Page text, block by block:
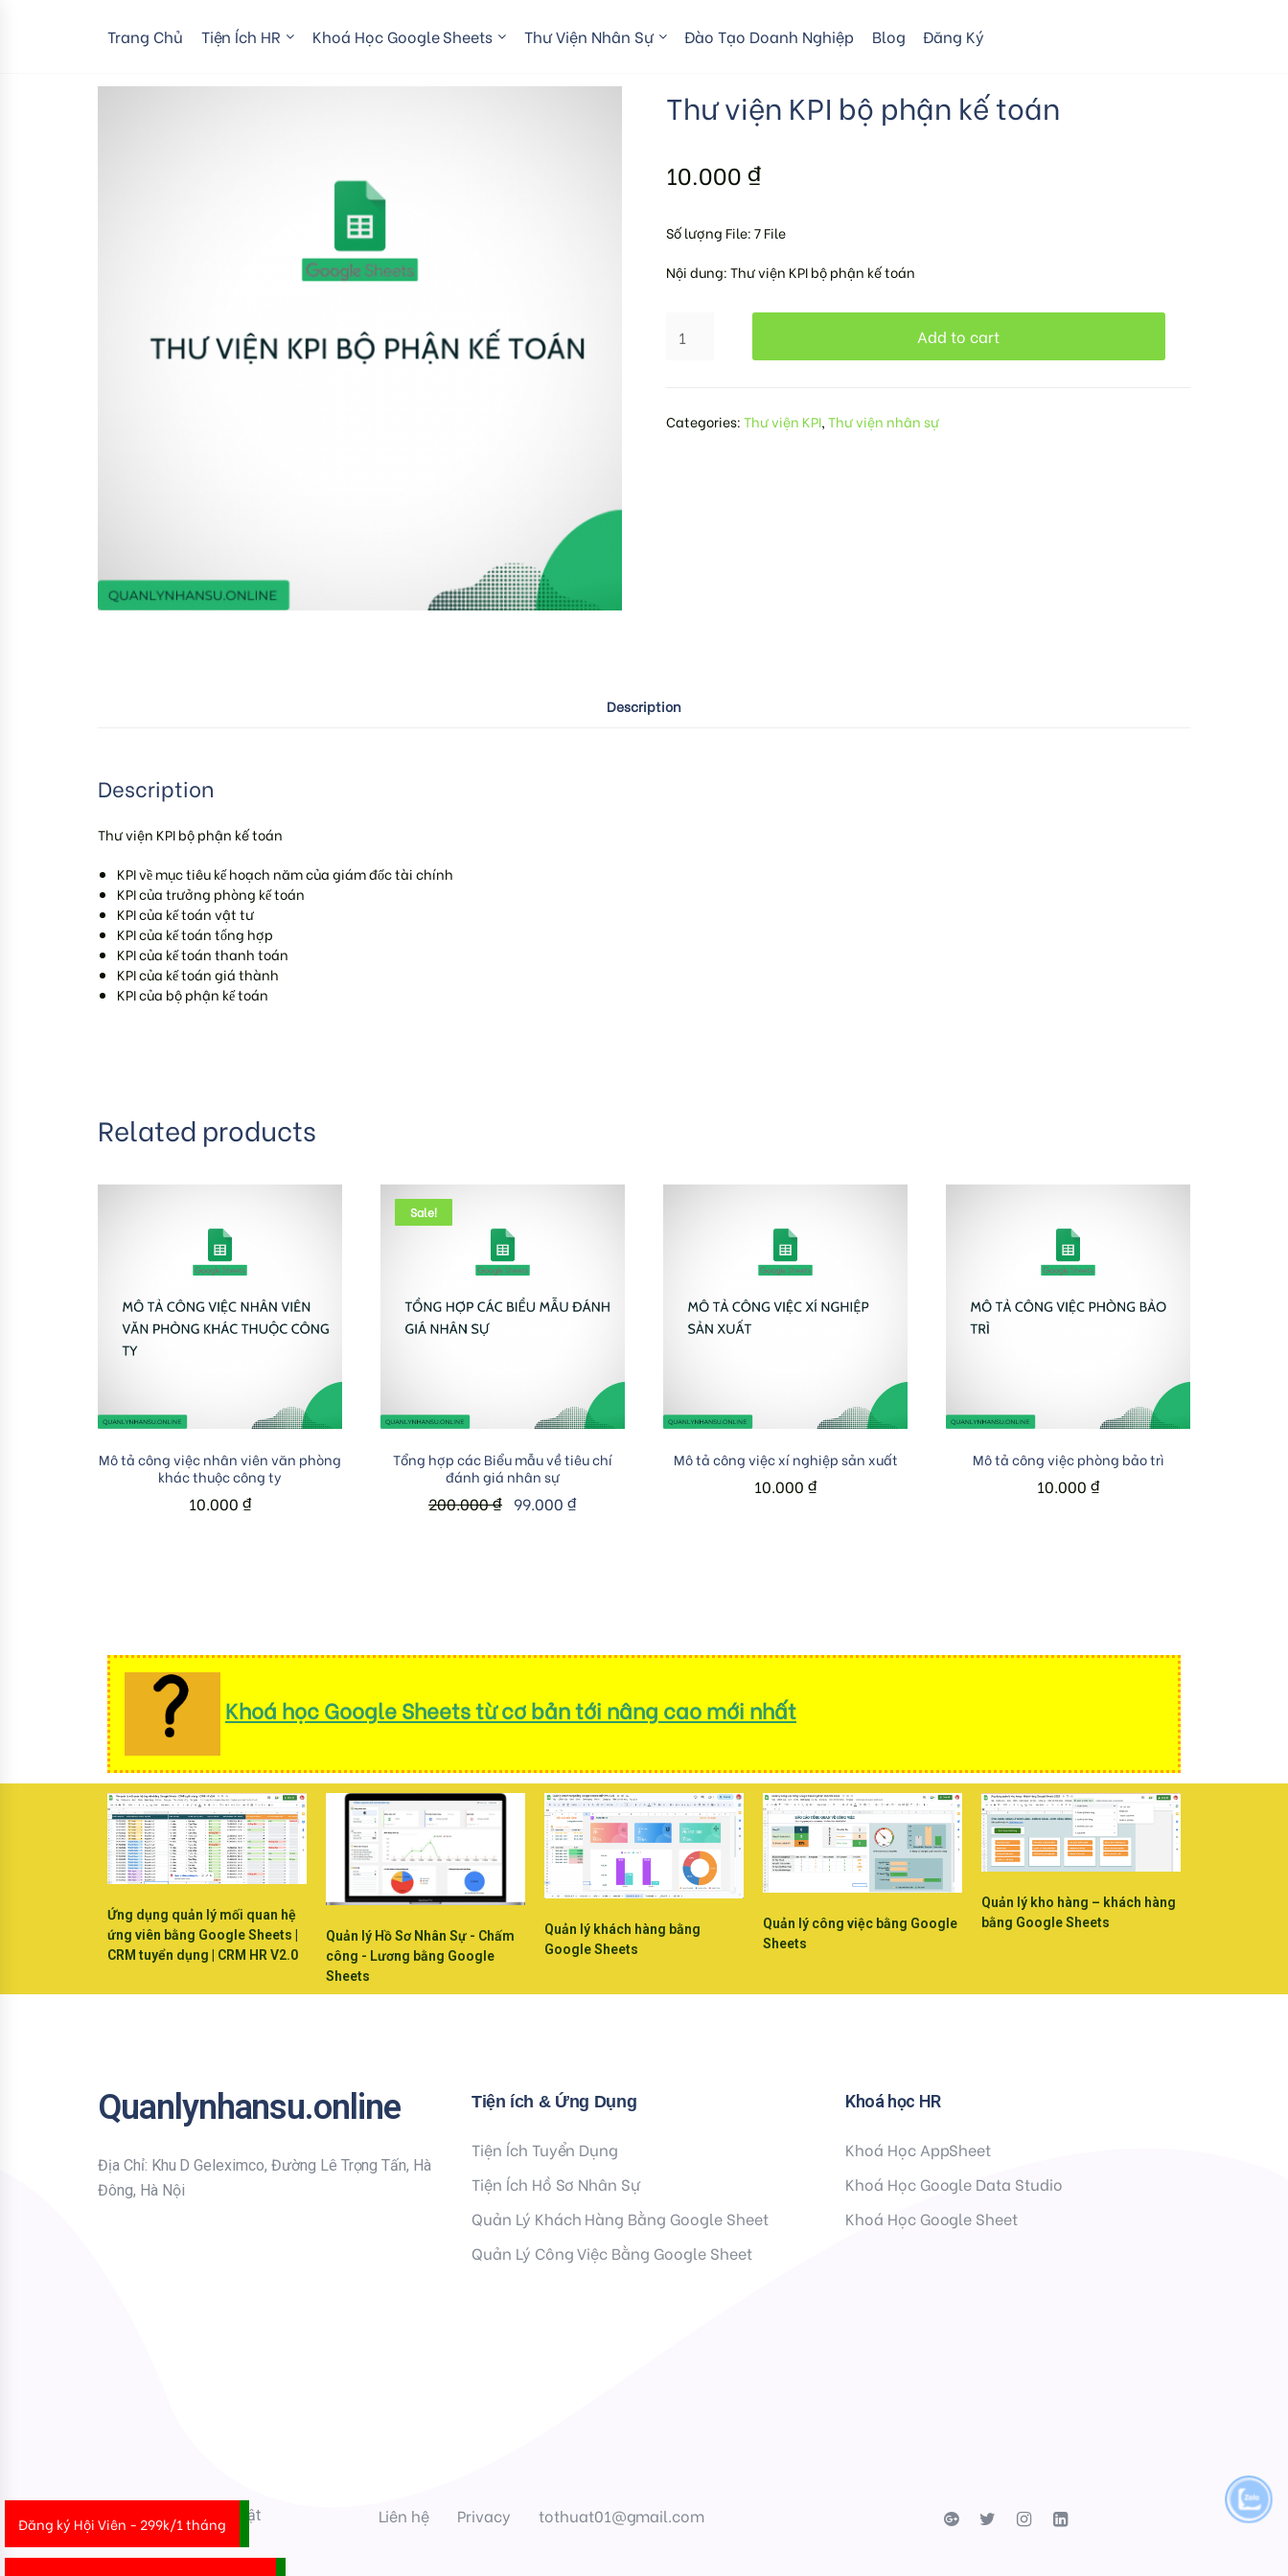
Trang Chủ Tiện Ích HR Khoá Học Google Sheets Thư Viện Nhân Sự Đào Tạo Doanh Nghiệp Blog Đăng Ký
Thư viện KPI bộ phận kế toán
10.000 ₫
Số lượng File: 7 File
Nội dung: Thư viện KPI bộ phận kế toán
Add to cart
Categories:Thư viện KPI,Thư viện nhân sự
Description
Description
Thư viện KPI bộ phận kế toán
KPI về mục tiêu kế hoạch năm của giám đốc tài chính
KPI của trưởng phòng kế toán
KPI của kế toán vật tư
KPI của kế toán tổng hợp
KPI của kế toán thanh toán
KPI của kế toán giá thành
KPI của bộ phận kế toán
Related products
Add to cart
Mô tả công việc nhân viên văn phòng
khác thuộc công ty
10.000 ₫
Sale!
Add to cart
Tổng hợp các Biểu mẫu về tiêu chí
đánh giá nhân sự
200.000₫ 99.000 ₫
Add to cart
Mô tả công việc xí nghiệp sản xuất
10.000 ₫
Add to cart
Mô tả công việc phòng bảo trì
10.000 ₫
Đăng ký Hội Viên - 299k/1 tháng
Khoá học Google Sheets từ cơ bản tới nâng cao mới nhất
Ứng dụng quản lý mối quan hệ
ứng viên bằng Google Sheets |
CRM tuyển dụng | CRM HR V2.0
Quản lý Hồ Sơ Nhân Sự - Chấm
công - Lương bằng Google
Sheets
Quản lý khách hàng bằng
Google Sheets
Quản lý công việc bằng Google
Sheets
Quản lý kho hàng – khách hàng
bằng Google Sheets
Quanlynhansu.online
Địa Chỉ: Khu D Geleximco, Đường Lê Trọng Tấn, Hà
Đông, Hà Nội
Tiện ích & Ứng Dụng
Tiện Ích Tuyển Dụng
Tiện Ích Hồ Sơ Nhân Sự
Quản Lý Khách Hàng Bằng Google Sheet
Quản Lý Công Việc Bằng Google Sheet
Khoá học HR
Khoá Học AppSheet
Khoá Học Google Data Studio
Khoá Học Google Sheet
2022 © Gsheet Tô Thuật Liên hệ Privacy tothuat01@gmail.com